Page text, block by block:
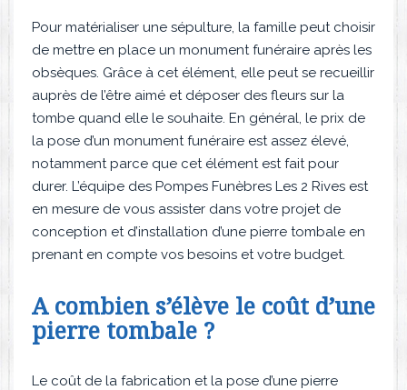
Pour matérialiser une sépulture, la famille peut choisir
de mettre en place un monument funéraire après les
obsèques. Grâce à cet élément, elle peut se recueillir
auprès de l’être aimé et déposer des fleurs sur la
tombe quand elle le souhaite. En général, le prix de
la pose d’un monument funéraire est assez élevé,
notamment parce que cet élément est fait pour
durer. L’équipe des Pompes Funèbres Les 2 Rives est
en mesure de vous assister dans votre projet de
conception et d’installation d’une pierre tombale en
prenant en compte vos besoins et votre budget.
A combien s’élève le coût d’une
pierre tombale ?
Le coût de la fabrication et la pose d’une pierre